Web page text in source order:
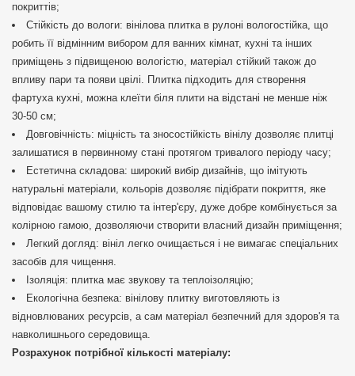
покриттів;
Стійкість до вологи: вінілова плитка в рулоні вологостійка, що
робить її відмінним вибором для ванних кімнат, кухні та інших
приміщень з підвищеною вологістю, матеріал стійкий також до
впливу пари та появи цвілі. Плитка підходить для створення
фартуха кухні, можна клеїти біля плити на відстані не менше ніж
30-50 см;
Довговічність: міцність та зносостійкість вінілу дозволяє плитці
залишатися в первинному стані протягом тривалого періоду часу;
Естетична складова: широкий вибір дизайнів, що імітують
натуральні матеріали, кольорів дозволяє підібрати покриття, яке
відповідає вашому стилю та інтер'єру, дуже добре комбінується за
колірною гамою, дозволяючи створити власний дизайн приміщення;
Легкий догляд: вініл легко очищається і не вимагає спеціальних
засобів для чищення.
Ізоляція: плитка має звукову та теплоізоляцію;
Екологічна безпека: вінілову плитку виготовляють із
відновлюваних ресурсів, а сам матеріал безпечний для здоров'я та
навколишнього середовища.
Розрахунок потрібної кількості матеріалу: